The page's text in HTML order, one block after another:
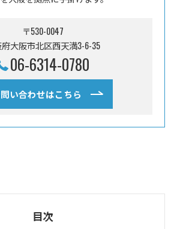
〒530-0047
大阪市北区西天満3-6-35
06-6314-0780
い合わせはこちら
目次